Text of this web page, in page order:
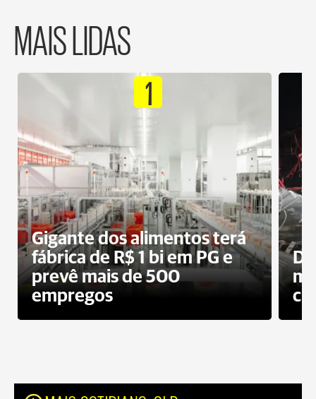
MAIS LIDAS
1
Gigante dos alimentos terá
fábrica de R$ 1 bi em PG e
prevê mais de 500
empregos